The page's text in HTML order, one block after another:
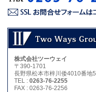
株式会社ツーウェイ
〒390-1701
長野県松本市梓川倭4010番地5
TEL : 0263-76-2255
FAX : 0263-76-2256